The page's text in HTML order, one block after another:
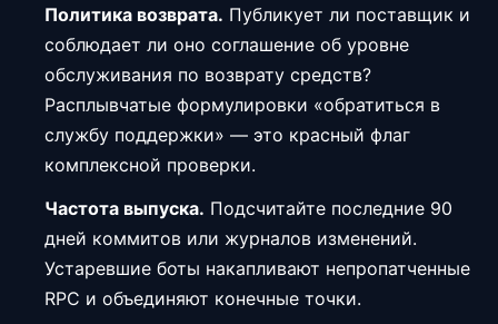
Политика возврата. Публикует ли поставщик и
соблюдает ли оно соглашение об уровне
обслуживания по возврату средств?
Расплывчатые формулировки «обратиться в
службу поддержки» — это красный флаг
комплексной проверки.
Частота выпуска. Подсчитайте последние 90
дней коммитов или журналов изменений.
Устаревшие боты накапливают непропатченные
RPC и объединяют конечные точки.